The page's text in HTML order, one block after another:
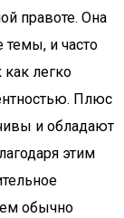
правоте. Она
темы, и часто
как легко
Плюс
и обладают
этим
обычно